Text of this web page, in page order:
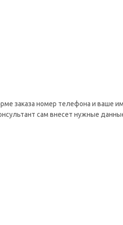
заказа номер телефона и ваше
сам внесет нужные